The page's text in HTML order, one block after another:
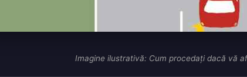
Imagine ilustrativă: Cum procedaţi dacă vă